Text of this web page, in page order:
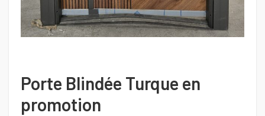
Porte Blindée Turque en
promotion